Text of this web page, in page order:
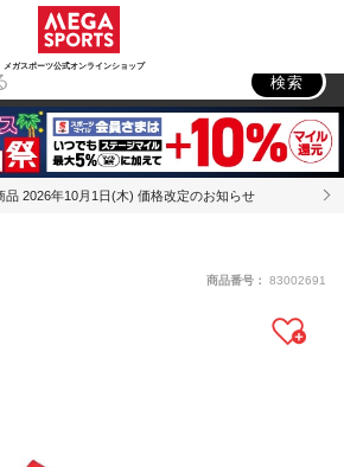
メガスポーツ公式オンラインショップ
トドア
検索
品 2026年10月1日(木) 価格改定のお知らせ
商品番号： 83002691